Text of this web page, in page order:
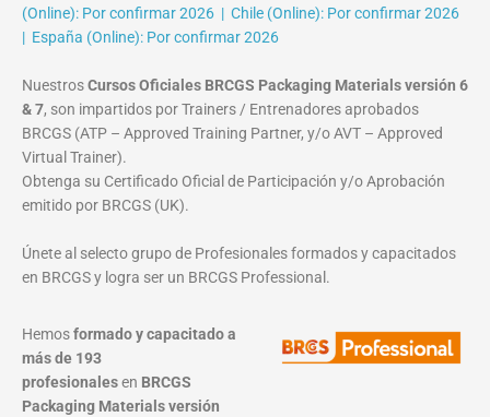
(Online): Por confirmar 2026 | Chile (Online): Por confirmar 2026
| España (Online): Por confirmar 2026
NuestrosCursos Oficiales BRCGS Packaging Materials versión 6
& 7, son impartidos por Trainers / Entrenadores aprobados
BRCGS (ATP – Approved Training Partner, y/o AVT – Approved
Virtual Trainer).
Obtenga su Certificado Oficial de Participación y/o Aprobación
emitido por BRCGS (UK).
Únete al selecto grupo de Profesionales formados y capacitados
en BRCGS y logra ser un BRCGS Professional.
Hemosformado y capacitado a
más de 193
profesionalesen BRCGS
Packaging Materialsversión